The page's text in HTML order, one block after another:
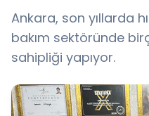
Ankara, son yıllarda
bakım sektöründe
sahipliği yapıyor.